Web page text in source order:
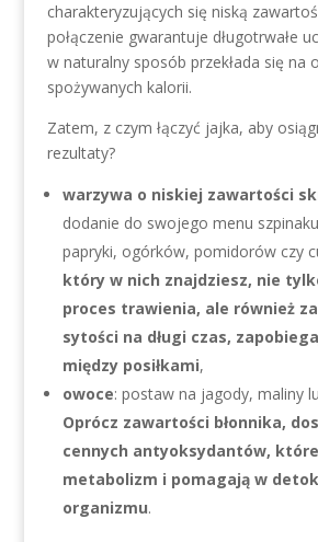
charakteryzujących się niską
połączenie gwarantuje długotrwałe
w naturalny sposób przekłada się na
spożywanych kalorii.
Zatem, z czym łączyć jajka, aby
rezultaty?
warzywa o niskiej zawartości
dodanie do swojego menu
papryki, ogórków, pomidorów czy
który w nich znajdziesz, nie
proces trawienia, ale również
sytości na długi czas,
między posiłkami,
owoce: postaw na jagody, maliny
Oprócz zawartości błonnika,
cennych antyoksydantów,
metabolizm i pomagają w
organizmu.